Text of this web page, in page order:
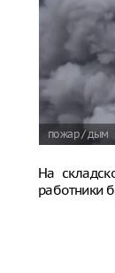
пожар / дым
На
работники